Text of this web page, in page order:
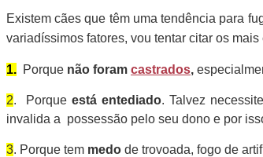
Existem cães que têm uma tendência para
variadíssimos fatores, vou tentar citar os mais
1. Porque não foram castrados,
2. Porque estáentediado. Talvez
invalida a possessão pelo seu dono e por
3. Porque tem medo de trovoada, fogo de